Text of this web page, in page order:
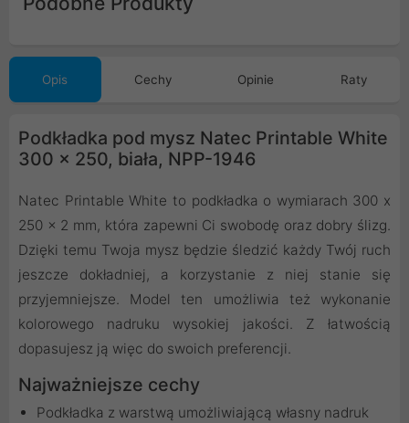
Opis Cechy Opinie Raty
Podkładka pod mysz Natec Printable White
300 x 250, biała, NPP-1946
Natec Printable White to podkładka o wymiarach 300 x
250 x 2 mm, która zapewni Ci swobodę oraz dobry ślizg.
Dzięki temu Twoja mysz będzie śledzić każdy Twój ruch
jeszcze dokładniej, a korzystanie z niej stanie się
przyjemniejsze. Model ten umożliwia też wykonanie
kolorowego nadruku wysokiej jakości. Z łatwością
dopasujesz ją więc do swoich preferencji.
Najważniejsze cechy
Podkładka z warstwą umożliwiającą własny nadruk